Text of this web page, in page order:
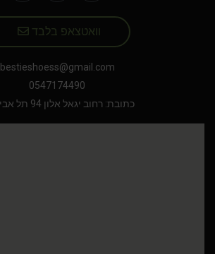
וואטצאפ בלבד
bestieshoess@gmail.com
0547174490
כתובת: רחוב יגאל אלון 94 תל אביב יפו